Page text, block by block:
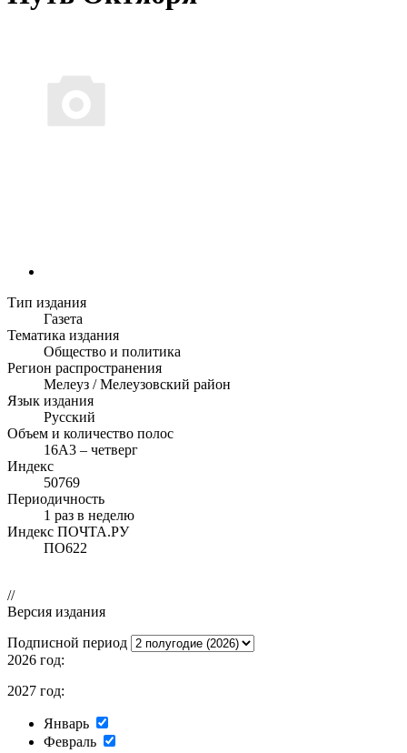
Тип издания
Газета
Тематика издания
Общество и политика
Регион распространения
Мелеуз / Мелеузовский район
Язык издания
Русский
Объем и количество полос
16А3 – четверг
Индекс
50769
Периодичность
1 раз в неделю
Индекс ПОЧТА.РУ
ПО622
//
Версия издания
Подписной период
2026 год:
2027 год:
Январь
Февраль